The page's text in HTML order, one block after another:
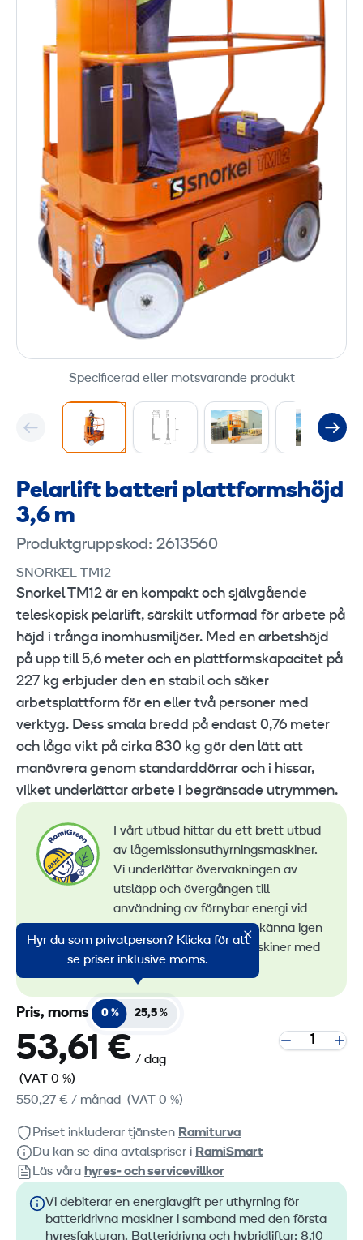
Specificerad eller motsvarande produkt
Pelarlift batteri plattformshöjd
3,6 m
Produktgruppskod: 2613560
SNORKEL TM12
Snorkel TM12 är en kompakt och självgående
teleskopisk pelarlift, särskilt utformad för arbete på
höjd i trånga inomhusmiljöer. Med en arbetshöjd
på upp till 5,6 meter och en plattformskapacitet på
227 kg erbjuder den en stabil och säker
arbetsplattform för en eller två personer med
verktyg. Dess smala bredd på endast 0,76 meter
och låga vikt på cirka 830 kg gör den lätt att
manövrera genom standarddörrar och i hissar,
vilket underlättar arbete i begränsade utrymmen.
I vårt utbud hittar du ett brett utbud
av lågemissionsuthyrningsmaskiner.
Vi underlättar övervakningen av
utsläpp och övergången till
användning av förnybar energi vid
maskinuthyrning. Du kan känna igen
alla våra lågemissionsmaskiner med
RamiGreen-märket
Hyr du som privatperson? Klicka för att
se priser inklusive moms.
Pris, moms 0 % 25,5 %
53,61 € / dag
(VAT 0 %)
550,27 € / månad (VAT 0 %)
Priset inkluderar tjänsten Ramiturva
Du kan se dina avtalspriser i RamiSmart
Läs våra hyres‑ och servicevillkor
Vi debiterar en energiavgift per uthyrning för
batteridrivna maskiner i samband med den första
hyresfakturan. Batteridrivna och hybridliftar: 8,10